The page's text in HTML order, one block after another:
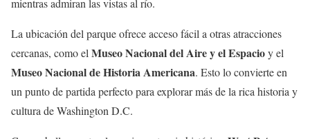
La ubicación del parque ofrece acceso fácil a otras atracciones
cercanas, como el Museo Nacional del Aire y el Espacioy el
Museo Nacional de Historia Americana. Esto lo convierte en
un punto de partida perfecto para explorar más de la rica historia y
cultura de Washington D.C.